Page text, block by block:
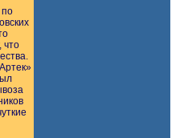
по
что